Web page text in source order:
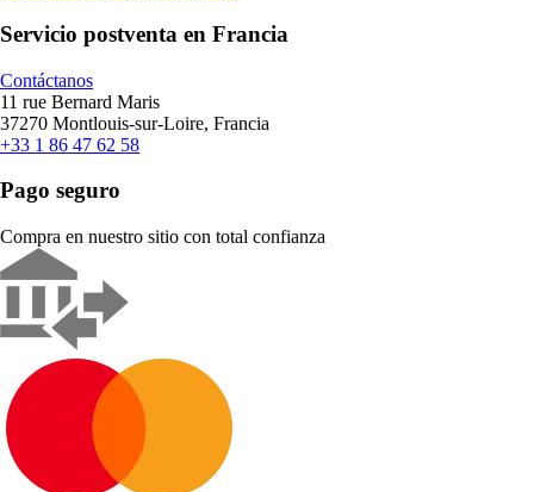
Servicio postventa en Francia
Contáctanos
11 rue Bernard Maris
37270 Montlouis-sur-Loire, Francia
+33 1 86 47 62 58
Pago seguro
Compra en nuestro sitio con total confianza